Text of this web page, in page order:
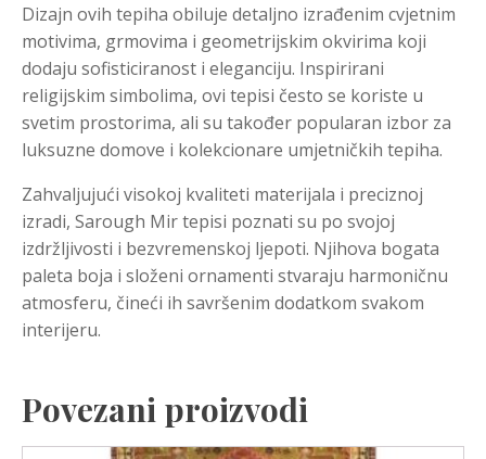
Dizajn ovih tepiha obiluje detaljno izrađenim cvjetnim
motivima, grmovima i geometrijskim okvirima koji
dodaju sofisticiranost i eleganciju. Inspirirani
religijskim simbolima, ovi tepisi često se koriste u
svetim prostorima, ali su također popularan izbor za
luksuzne domove i kolekcionare umjetničkih tepiha.
Zahvaljujući visokoj kvaliteti materijala i preciznoj
izradi, Sarough Mir tepisi poznati su po svojoj
izdržljivosti i bezvremenskoj ljepoti. Njihova bogata
paleta boja i složeni ornamenti stvaraju harmoničnu
atmosferu, čineći ih savršenim dodatkom svakom
interijeru.
Povezani proizvodi